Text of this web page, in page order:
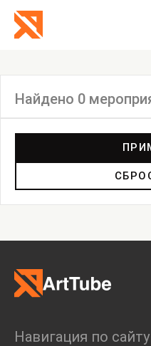
Найдено 0
Дискуссия
Пост-релиз
Пресс-
Ярмарка
Навигация по сайту